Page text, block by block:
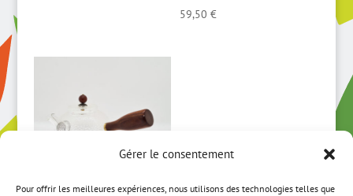
Gérer le consentement
Pour offrir les meilleures expériences, nous utilisons des technologies telles que
59,50€